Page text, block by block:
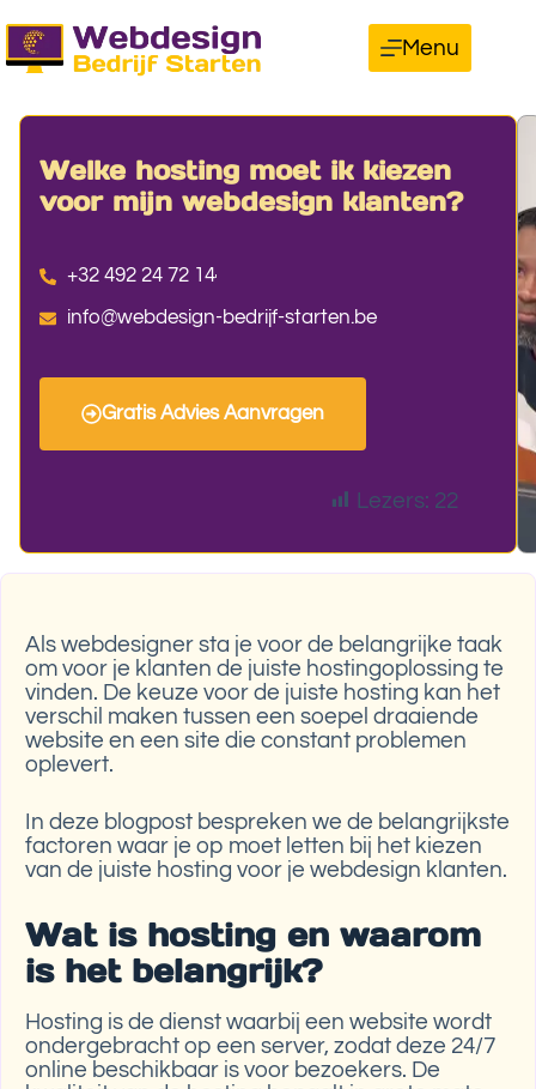
Menu
Welke hosting moet ik kiezen
voor mijn webdesign klanten?
+32 492 24 72 14
info@webdesign-bedrijf-starten.be
Gratis Advies Aanvragen
Lezers: 22
Als webdesigner sta je voor de belangrijke taak
om voor je klanten de juiste hostingoplossing te
vinden. De keuze voor de juiste hosting kan het
verschil maken tussen een soepel draaiende
website en een site die constant problemen
oplevert.
In deze blogpost bespreken we de belangrijkste
factoren waar je op moet letten bij het kiezen
van de juiste hosting voor je webdesign klanten.
Wat is hosting en waarom
is het belangrijk?
Hosting is de dienst waarbij een website wordt
ondergebracht op een server, zodat deze 24/7
online beschikbaar is voor bezoekers. De